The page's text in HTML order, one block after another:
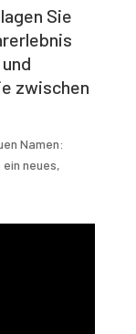
Sie
zwischen
Namen:
neues,